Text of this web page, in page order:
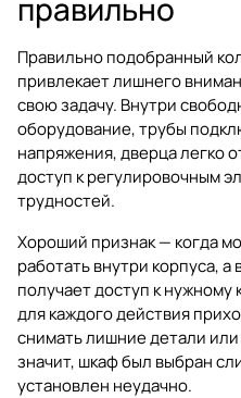
правильно
Правильно подобранный
привлекает лишнего
свою задачу. Внутри
оборудование, трубы
напряжения, дверца легко
доступ к регулировочным
трудностей.
Хороший признак — когда
работать внутри корпуса,
получает доступ к нужному
для каждого действия
снимать лишние детали
значит, шкаф был выбран
установлен неудачно.